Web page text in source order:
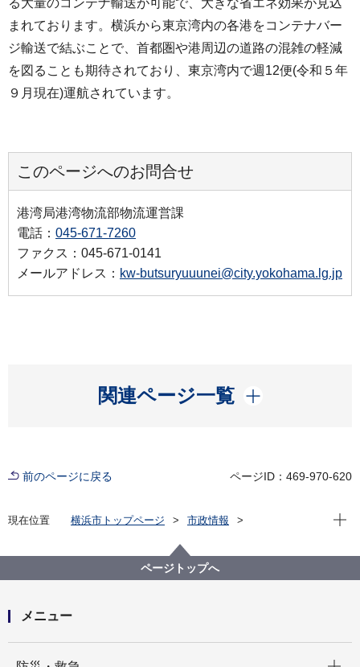
る大量のコンテナ輸送が可能で、大きな省エネ効果が見込
まれております。横浜から東京湾内の各港をコンテナバー
ジ輸送で結ぶことで、首都圏や港周辺の道路の混雑の軽減
を図ることも期待されており、東京湾内で週12便(令和５年
９月現在)運航されています。
このページへのお問合せ
港湾局港湾物流部物流運営課
電話： 045-671-7260
ファクス：045-671-0141
メールアドレス： kw-butsuryuuunei@city.yokohama.lg.jp
関連ページ一覧
開く
前のページに戻る ページID：469-970-620
現在位置 横浜市トップページ
市政情報
環境への取組
コンテナ専用はしけ輸送
現在
ページトップへ
メニュー